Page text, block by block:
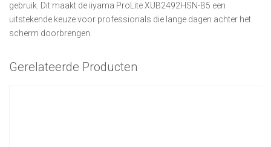
gebruik. Dit maakt de iiyama ProLite XUB2492HSN-B5 een
uitstekende keuze voor professionals die lange dagen achter het
scherm doorbrengen.
Gerelateerde Producten